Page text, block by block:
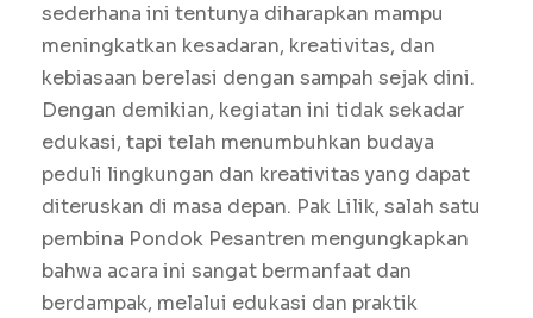
sederhana ini tentunya diharapkan mampu
meningkatkan kesadaran, kreativitas, dan
kebiasaan berelasi dengan sampah sejak dini.
Dengan demikian, kegiatan ini tidak sekadar
edukasi, tapi telah menumbuhkan budaya
peduli lingkungan dan kreativitas yang dapat
diteruskan di masa depan. Pak Lilik, salah satu
pembina Pondok Pesantren mengungkapkan
bahwa acara ini sangat bermanfaat dan
berdampak, melalui edukasi dan praktik